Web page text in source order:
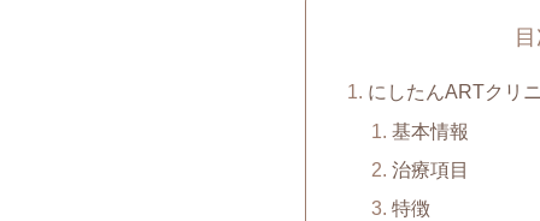
にしたんARTクリ
基本情報
治療項目
特徴